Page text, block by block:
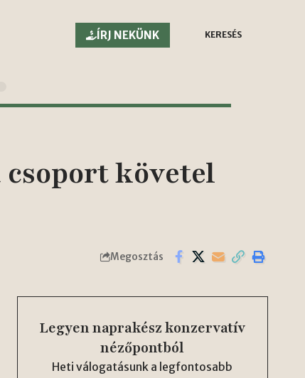
ÍRJ NEKÜNK
KERESÉS
követel
Megosztás
Legyen naprakész konzervatív
nézőpontból
Heti válogatásunk a legfontosabb